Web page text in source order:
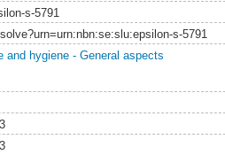
s-5791
s-5791
and hygiene - General aspects